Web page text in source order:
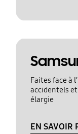
Faites face à
accidentels
élargie
EN SAVOIR